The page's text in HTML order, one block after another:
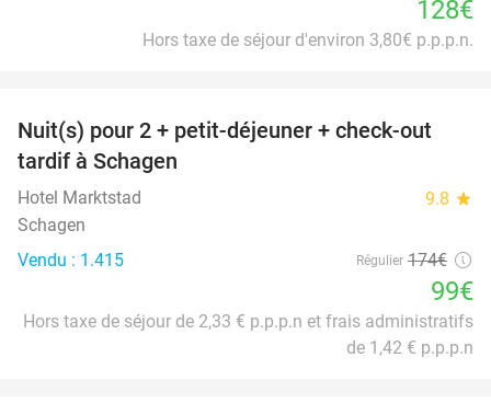
128€
Hors taxe de séjour d'environ 3,80€ p.p.p.n.
43%
Nuit(s) pour 2 + petit-déjeuner + check-out
tardif à Schagen
Hotel Marktstad 9.8 star
Schagen
Vendu : 1.415
Régulier 174€
99€
Hors taxe de séjour de 2,33 € p.p.p.n et frais administratifs
de 1,42 € p.p.p.n